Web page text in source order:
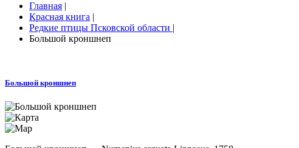
Главная |
Красная книга |
Редкие птицы Псковской области |
Большой кроншнеп
Большой кроншнеп